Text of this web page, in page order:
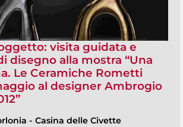
visita guidata e
disegno alla mostra “Una
Le Ceramiche Rometti
al designer Ambrogio
- Casina delle Civette